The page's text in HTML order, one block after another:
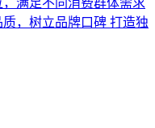
满足不同消费群体需求
，树立品牌口碑 打造独